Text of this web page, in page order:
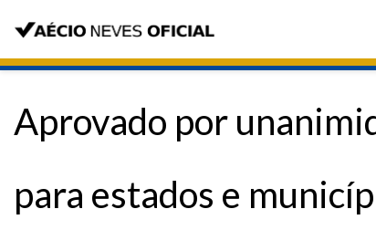
Aprovado por
para estados e